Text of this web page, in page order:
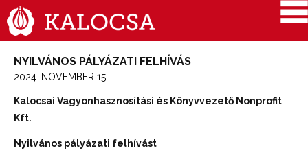
NYILVÁNOS PÁLYÁZATI FELHÍVÁS
2024. NOVEMBER 15.
Kalocsai Vagyonhasznosítási és Könyvvezető Nonprofit
Kft.
Nyilvános pályázati felhívást